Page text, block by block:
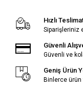
Hızlı
Siparişleriniz
Güvenli
Güvenli ve
Geniş Ürün
Binlerce